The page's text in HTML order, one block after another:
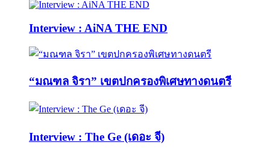
Interview : AiNA THE END
“มณฑล จิรา” เขตปกครองพิเศษทางดนตรี
Interview : The Ge (เดอะ จี)